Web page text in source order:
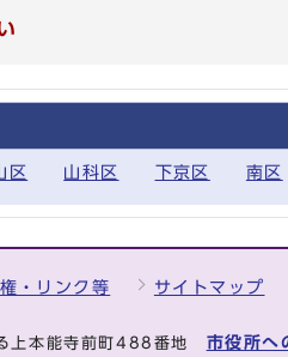
区 山科区 下京区 南区
・リンク等 サイトマップ
上本能寺前町488番地 市役所へ